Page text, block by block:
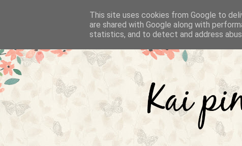
This site uses cookies from Google to
are shared with Google along with
statistics, and to detect and address